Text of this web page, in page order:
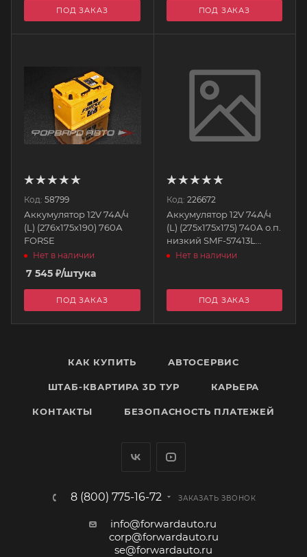
ПОД ЗАКАЗ ПОД ЗАКАЗ
Код: 58799
Аккумулятор 12V 74А/ч
(L) (276x175x190) 760А
FORSE
Нет в наличии
7 545 ₽/штука
ПОД ЗАКАЗ
Код: 226672
Аккумулятор 12V 74А/ч
(L) (275x175x175) 740А о.п.
низкий SMF-57413L
BULLDOZER
Нет в наличии
ПОД ЗАКАЗ
КАК КУПИТЬ АВТОСЕРВИС
ШТАБ-КВАРТИРА 3D ТУР КАРЬЕРА
КОНТАКТЫ БЕЗОПАСНОСТЬ ПЛАТЕЖЕЙ
8 (800) 775-16-72 ЗАКАЗАТЬ ЗВОНОК
info@forwardauto.ru
corp@forwardauto.ru
se@forwardauto.ru